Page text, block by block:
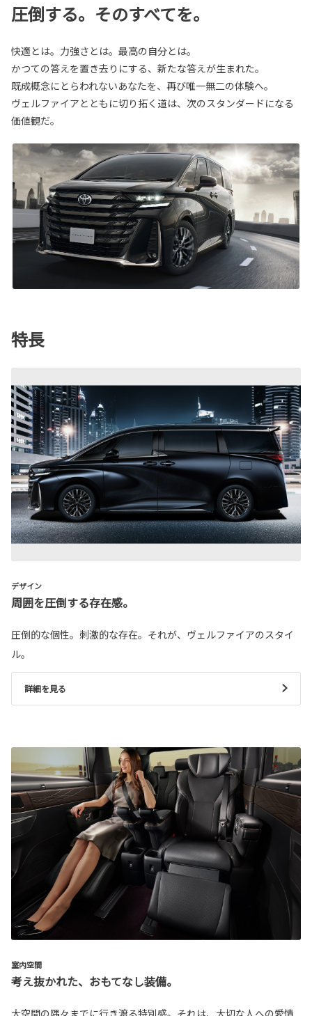
圧倒する。そのすべてを。
快適とは。力強さとは。最高の自分とは。
かつての答えを置き去りにする、新たな答えが生まれた。
既成概念にとらわれないあなたを、再び唯一無二の体験へ。
ヴェルファイアとともに切り拓く道は、次のスタンダードになる
価値観だ。
特長
デザイン
周囲を圧倒する存在感。
圧倒的な個性。刺激的な存在。それが、ヴェルファイアのスタイ
ル。
詳細を見る
室内空間
考え抜かれた、おもてなし装備。
大空間の隅々までに行き渡る特別感。それは、大切な人への愛情